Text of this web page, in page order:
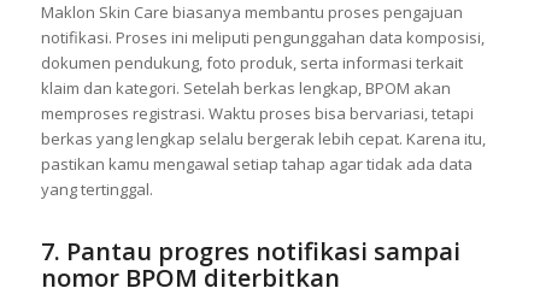
6. Ajukan notifikasi BPOM melalui
sistem resmi
Maklon Skin Care biasanya membantu proses pengajuan
notifikasi. Proses ini meliputi pengunggahan data komposisi,
dokumen pendukung, foto produk, serta informasi terkait
klaim dan kategori. Setelah berkas lengkap, BPOM akan
memproses registrasi. Waktu proses bisa bervariasi, tetapi
pastikan kamu mengawal setiap tahap agar tidak ada data
yang tertinggal.